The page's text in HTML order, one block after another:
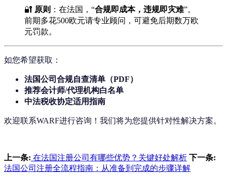
🔐 原则 ：在法国，“合规即成本，违规即灾难”。
前期多花500欧元请专业顾问，可避免后期数万欧
元罚款。
如您希望获取：
法国公司合规自查清单（PDF）
推荐会计师/代理机构白名单
中法税收协定适用指南
欢迎联系WARF进行咨询！我们将为您提供针对性解决方案。
上一条: 在法国注册公司有哪些优势？关键好处解析 下一条:
法国公司注册全流程指南：从准备到完成的步骤详解